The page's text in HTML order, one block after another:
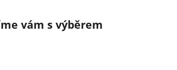
vám s výběrem